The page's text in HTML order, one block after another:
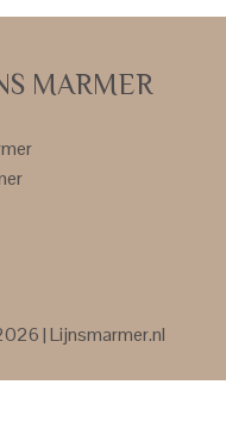
MARMER
| Lijnsmarmer.nl